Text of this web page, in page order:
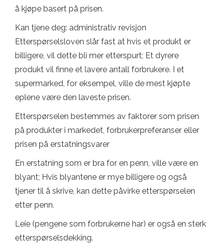
å kjøpe basert på prisen.
Kan tjene deg: administrativ revisjon
Etterspørselsloven slår fast at hvis et produkt er
billigere, vil dette bli mer etterspurt; Et dyrere
produkt vil finne et lavere antall forbrukere. I et
supermarked, for eksempel, ville de mest kjøpte
eplene være den laveste prisen.
Etterspørselen bestemmes av faktorer som prisen
på produkter i markedet, forbrukerpreferanser eller
prisen på erstatningsvarer
En erstatning som er bra for en penn, ville være en
blyant; Hvis blyantene er mye billigere og også
tjener til å skrive, kan dette påvirke etterspørselen
etter penn.
Leie (pengene som forbrukerne har) er også en sterk
etterspørselsdekking.